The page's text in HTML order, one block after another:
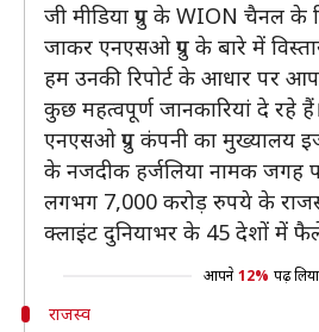
जी मीडिया ग्रुप के WION चैनल के
जाकर एनएसओ ग्रुप के बारे में
हम उनकी रिपोर्ट के आधार पर
कुछ महत्वपूर्ण जानकारियां दे रहे हैं।
एनएसओ ग्रुप कंपनी का मुख्यालय
के नजदीक हर्जलिया नामक जगह
लगभग 7,000 करोड़ रुपये के
क्लाइंट दुनियाभर के 45 देशों में
आपने 12% पढ़
राजस्व